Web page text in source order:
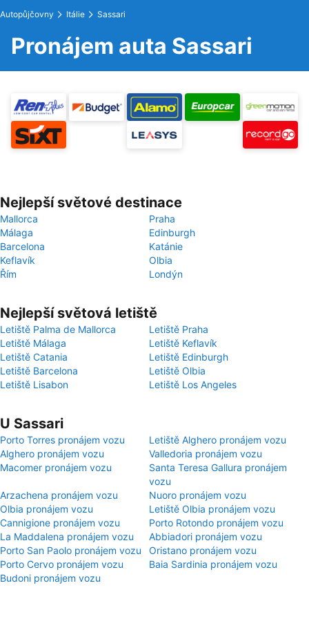
Autopůjčovny Itálie Sassari
Pronájem auta Sassari
Nejlepší světové destinace
Mallorca
Praha
Málaga
Edinburgh
Barcelona
Katánie
Keflavík
Olbia
Řím
Londýn
Nejlepší světová letiště
Letiště Palma de Mallorca
Letiště Praha
Letiště Málaga
Letiště Keflavík
Letiště Catania
Letiště Edinburgh
Letiště Barcelona
Letiště Olbia
Letiště Lisabon
Letiště Los Angeles
U Sassari
Porto Torres pronájem vozu
Letiště Alghero pronájem vozu
Alghero pronájem vozu
Valledoria pronájem vozu
Macomer pronájem vozu
Santa Teresa Gallura pronájem
vozu
Arzachena pronájem vozu
Nuoro pronájem vozu
Olbia pronájem vozu
Letiště Olbia pronájem vozu
Cannigione pronájem vozu
Porto Rotondo pronájem vozu
La Maddalena pronájem vozu
Abbiadori pronájem vozu
Porto San Paolo pronájem vozu
Oristano pronájem vozu
Porto Cervo pronájem vozu
Baia Sardinia pronájem vozu
Budoni pronájem vozu